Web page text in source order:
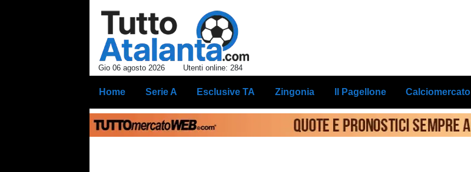
Gio 06 agosto 2026 Utenti online: 284
Home Serie A Esclusive TA Zingonia Il Pagellone Calciomercato